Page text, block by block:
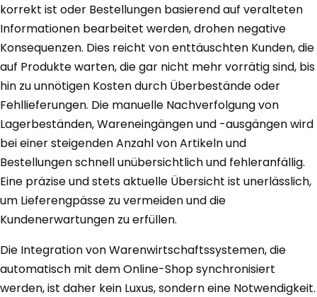
korrekt ist oder Bestellungen basierend auf veralteten
Informationen bearbeitet werden, drohen negative
Konsequenzen. Dies reicht von enttäuschten Kunden, die
auf Produkte warten, die gar nicht mehr vorrätig sind, bis
hin zu unnötigen Kosten durch Überbestände oder
Fehllieferungen. Die manuelle Nachverfolgung von
Lagerbeständen, Wareneingängen und -ausgängen wird
bei einer steigenden Anzahl von Artikeln und
Bestellungen schnell unübersichtlich und fehleranfällig.
Eine präzise und stets aktuelle Übersicht ist unerlässlich,
um Lieferengpässe zu vermeiden und die
Kundenerwartungen zu erfüllen.
Die Integration von Warenwirtschaftssystemen, die
automatisch mit dem Online-Shop synchronisiert
werden, ist daher kein Luxus, sondern eine Notwendigkeit.